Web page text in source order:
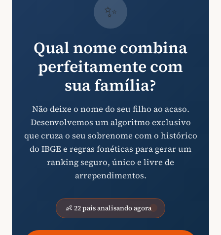
✨
Qual nome combina
perfeitamente com
sua família?
Não deixe o nome do seu filho ao acaso.
Desenvolvemos um algoritmo exclusivo
que cruza o seu sobrenome com o histórico
do IBGE e regras fonéticas para gerar um
ranking seguro, único e livre de
arrependimentos.
👶 22 pais analisando agora